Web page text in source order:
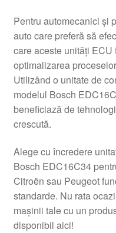
Plângere
Plățile
Politică de
Procedura de reclamație
Termeni si conditii
Pentru automecanici și
auto care preferă să
care aceste unități
optimalizarea
Utilizând o unitate de
modelul Bosch
beneficiază de
crescută.
Alege cu încredere
Bosch EDC16C34
Citroën sau Peugeot
standarde. Nu rata
mașinii tale cu un
disponibil aici!